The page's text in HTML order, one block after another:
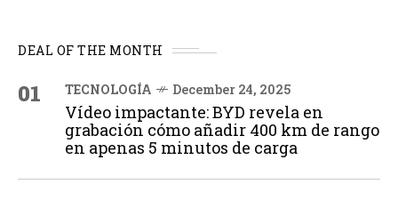
DEAL OF THE MONTH
01 TECNOLOGÍA December 24, 2025
Vídeo impactante: BYD revela en
grabación cómo añadir 400 km de rango
en apenas 5 minutos de carga